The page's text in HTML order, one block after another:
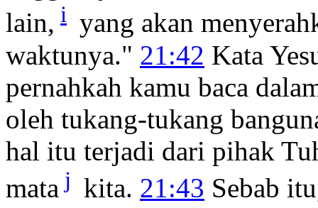
lain, i yang akan
waktunya." 21:42 Kata
pernahkah kamu baca
oleh tukang-tukang
hal itu terjadi dari pihak
mata j kita. 21:43 Sebab